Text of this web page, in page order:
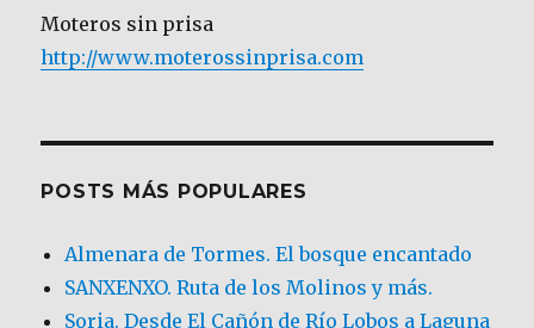
Moteros sin prisa
http://www.moterossinprisa.com
POSTS MÁS POPULARES
Almenara de Tormes. El bosque encantado
SANXENXO. Ruta de los Molinos y más.
Soria. Desde El Cañón de Río Lobos a Laguna